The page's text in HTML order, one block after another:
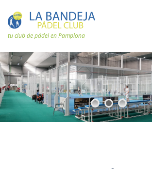
tu club de pádel en Pamplona